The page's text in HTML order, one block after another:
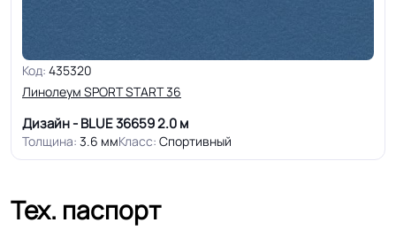
Код: 435320
Линолеум SPORT START 36
Дизайн - BLUE 366592.0 м
Толщина: 3.6 ммКласс: Спортивный
Тех. паспорт